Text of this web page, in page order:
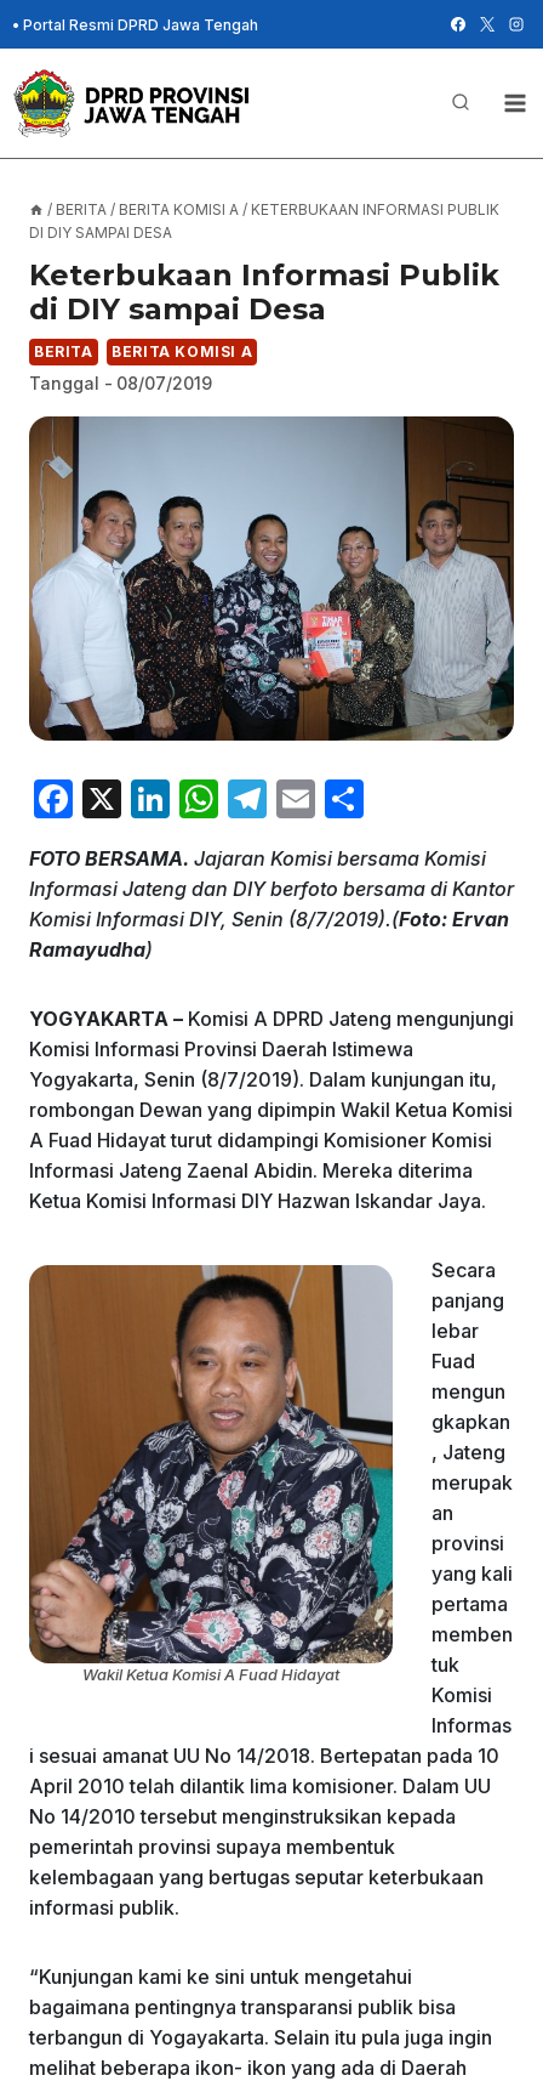
Skip
to
content
• Portal Resmi DPRD Jawa Tengah
/ BERITA / BERITA KOMISI A / KETERBUKAAN INFORMASI PUBLIK
DI DIY SAMPAI DESA
Keterbukaan Informasi Publik
di DIY sampai Desa
BERITA BERITA KOMISI A
Tanggal - 08/07/2019
F
c
e
b
o
k
X
Li
k
e
W
at
s
p
T
e
gr
E
ai
l
ar
e
FOTO BERSAMA. Jajaran Komisi bersama Komisi
Informasi Jateng dan DIY berfoto bersama di Kantor
Komisi Informasi DIY, Senin (8/7/2019).(Foto: Ervan
Ramayudha)
YOGYAKARTA – Komisi A DPRD Jateng mengunjungi
Komisi Informasi Provinsi Daerah Istimewa
Yogyakarta, Senin (8/7/2019). Dalam kunjungan itu,
rombongan Dewan yang dipimpin Wakil Ketua Komisi
A Fuad Hidayat turut didampingi Komisioner Komisi
Informasi Jateng Zaenal Abidin. Mereka diterima
Ketua Komisi Informasi DIY Hazwan Iskandar Jaya.
Wakil Ketua Komisi A Fuad Hidayat
Secara
panjang
lebar
Fuad
mengun
gkapkan
, Jateng
merupak
an
provinsi
yang kali
pertama
memben
tuk
Komisi
Informas
i sesuai amanat UU No 14/2018. Bertepatan pada 10
April 2010 telah dilantik lima komisioner. Dalam UU
No 14/2010 tersebut menginstruksikan kepada
pemerintah provinsi supaya membentuk
kelembagaan yang bertugas seputar keterbukaan
informasi publik.
“Kunjungan kami ke sini untuk mengetahui
bagaimana pentingnya transparansi publik bisa
terbangun di Yogayakarta. Selain itu pula juga ingin
melihat beberapa ikon- ikon yang ada di Daerah